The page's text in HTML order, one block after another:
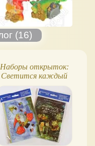
Наборы открыток:
Светится каждый